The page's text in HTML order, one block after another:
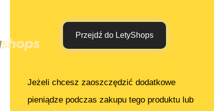
Przejdź do LetyShops
Jeżeli chcesz zaoszczędzić dodatkowe
pieniądze podczas zakupu tego produktu lub